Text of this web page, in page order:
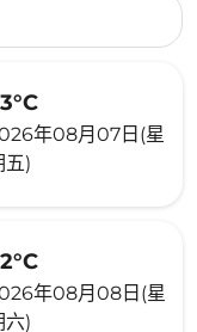
年08月07日(星
五)
年08月08日(星
六)